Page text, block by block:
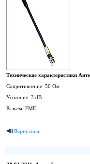
Технические характеристики
Сопротивление: 50 Ом
Усиление: 3 dB
Разъем: FME
Вернуться